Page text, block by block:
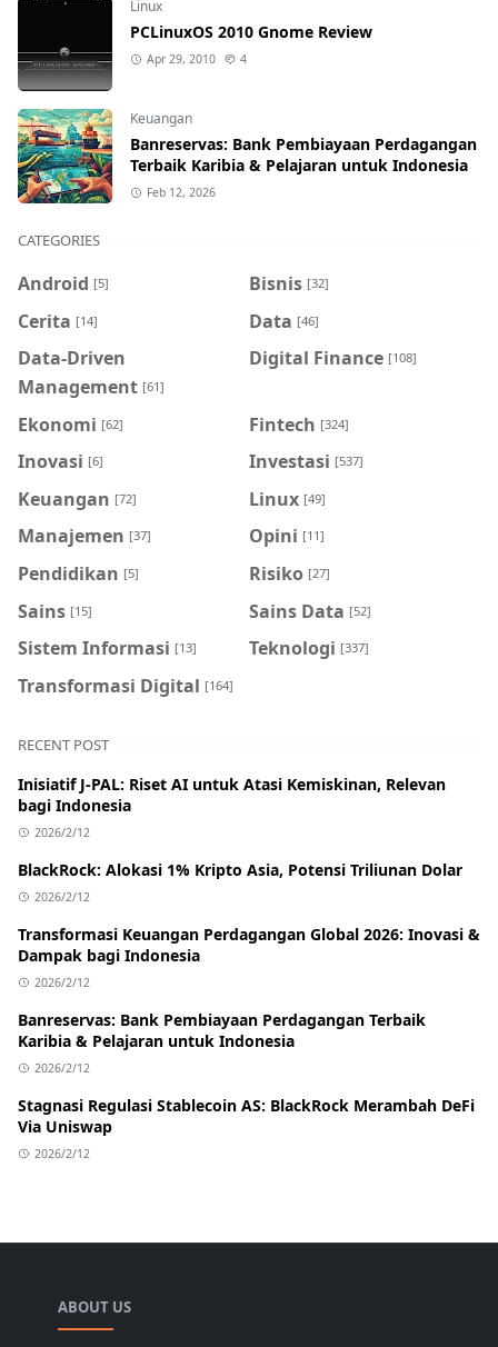
Linux
PCLinuxOS 2010 Gnome Review
Apr 29, 2010 4
Keuangan
Banreservas: Bank Pembiayaan Perdagangan
Terbaik Karibia & Pelajaran untuk Indonesia
Feb 12, 2026
CATEGORIES
Android [5] Bisnis [32]
Cerita [14] Data [46]
Data-Driven
Management [61]
Digital Finance [108]
Ekonomi [62] Fintech [324]
Inovasi [6] Investasi [537]
Keuangan [72] Linux [49]
Manajemen [37] Opini [11]
Pendidikan [5] Risiko [27]
Sains [15] Sains Data [52]
Sistem Informasi [13] Teknologi [337]
Transformasi Digital [164]
RECENT POST
Inisiatif J-PAL: Riset AI untuk Atasi Kemiskinan, Relevan
bagi Indonesia
2026/2/12
BlackRock: Alokasi 1% Kripto Asia, Potensi Triliunan Dolar
2026/2/12
Transformasi Keuangan Perdagangan Global 2026: Inovasi &
Dampak bagi Indonesia
2026/2/12
Banreservas: Bank Pembiayaan Perdagangan Terbaik
Karibia & Pelajaran untuk Indonesia
2026/2/12
Stagnasi Regulasi Stablecoin AS: BlackRock Merambah DeFi
Via Uniswap
2026/2/12
ABOUT US